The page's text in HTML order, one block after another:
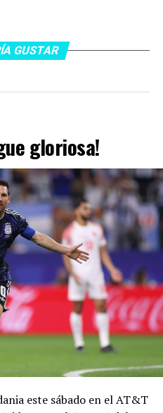
GUSTAR
gloriosa!
este sábado en el AT&T